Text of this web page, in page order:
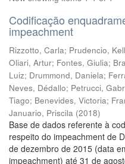
Codificação
impeachment
Rizzotto, Carla; Prudencio,
Oliari, Artur; Fontes, Giulia;
Luiz; Drummond, Daniela;
Neves, Dédallo; Petrucci,
Tiago; Benevides, Victoria;
Januario, Priscila (2018)
Base de dados referente à
respeito do impeachment de
de dezembro de 2015 (data
impeachment) até 31 de